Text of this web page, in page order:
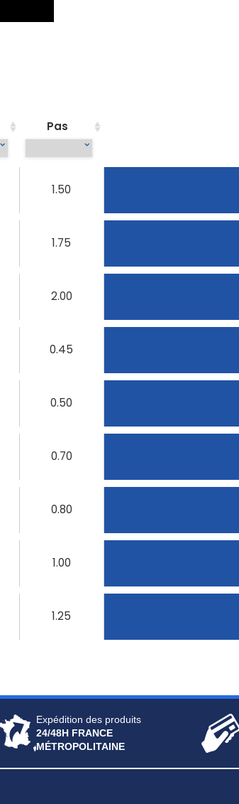
Pas
1.50
1.75
2.00
0.45
0.50
0.70
0.80
1.00
1.25
Expédition des produits
24/48H FRANCE
MÉTROPOLITAINE